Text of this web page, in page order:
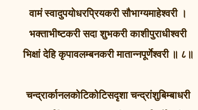
वामं स्वादुपयोधरप्रियकरी सौभाग्यमाहेश्वरी ।
भक्ताभीष्टकरी सदा शुभकरी काशीपुराधीश्वरी
भिक्षां देहि कृपावलम्बनकरी मातान्नपूर्णेश्वरी ॥ ८॥
चन्द्रार्कानलकोटिकोटिसदृशा चन्द्रांशुबिम्बाधरी